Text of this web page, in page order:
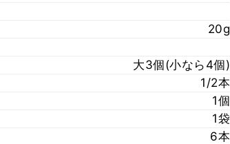
20g
大3個(小なら4個)
1/2本
1個
1袋
6本